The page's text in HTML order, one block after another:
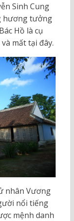
Sinh Cung
hương tưởng
Hồ là cụ
mất tại đây.
nhân Vương
nổi tiếng
mệnh danh